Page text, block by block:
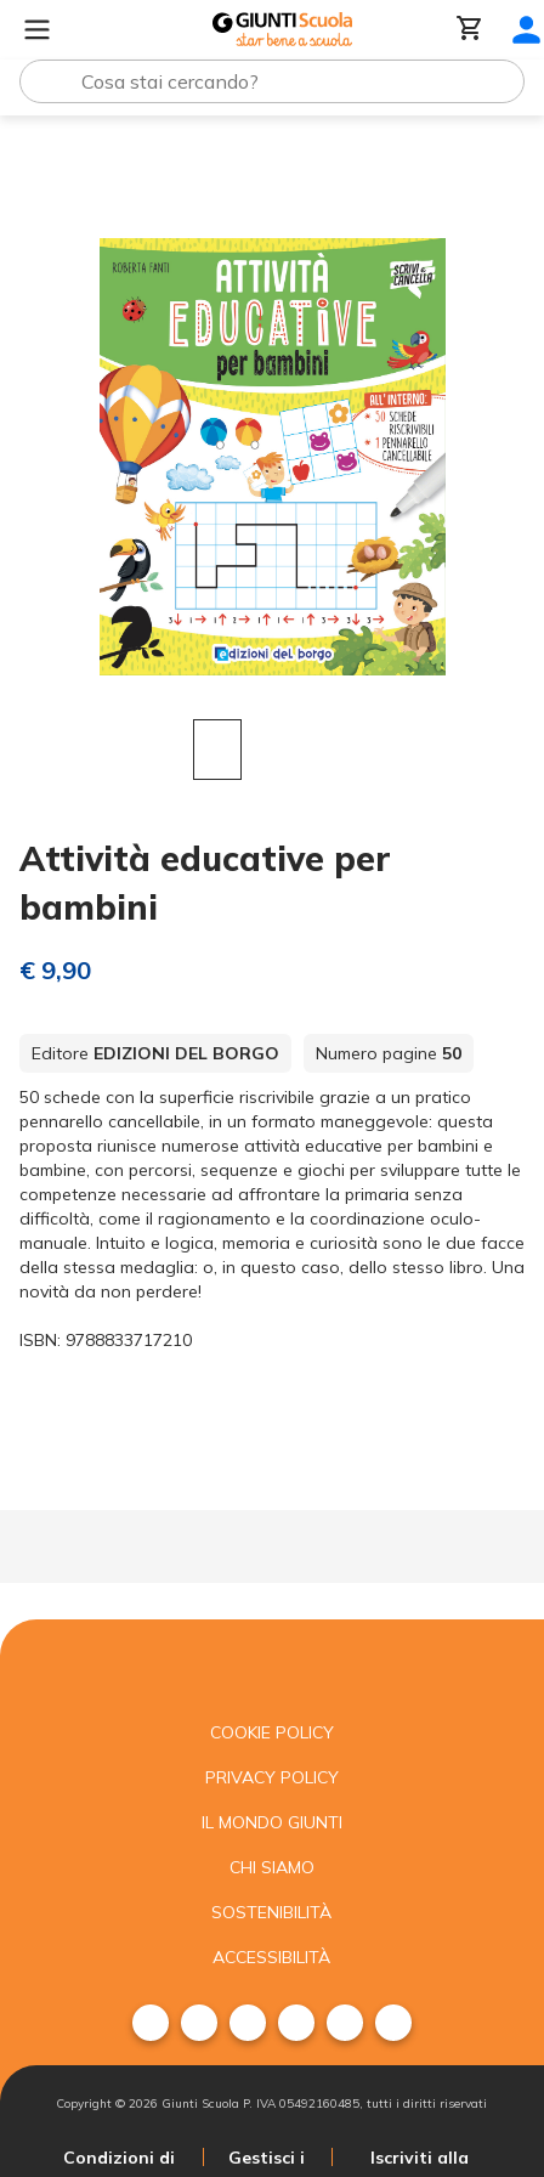
Attività educative per
bambini
€ 9,90
Editore EDIZIONI DEL BORGO Numero pagine 50
50 schede con la superficie riscrivibile grazie a un pratico
pennarello cancellabile, in un formato maneggevole: questa
proposta riunisce numerose attività educative per bambini e
bambine, con percorsi, sequenze e giochi per sviluppare tutte le
competenze necessarie ad affrontare la primaria senza
difficoltà, come il ragionamento e la coordinazione oculo-
manuale. Intuito e logica, memoria e curiosità sono le due facce
della stessa medaglia: o, in questo caso, dello stesso libro. Una
novità da non perdere!
ISBN: 9788833717210
COOKIE POLICY
PRIVACY POLICY
IL MONDO GIUNTI
CHI SIAMO
SOSTENIBILITÀ
ACCESSIBILITÀ
Copyright ©2026 Giunti Scuola P. IVA 05492160485, tutti i diritti riservati
Condizioni di
Gestisci i
Iscriviti alla